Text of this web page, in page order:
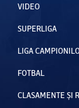
VIDEO
SUPERLIGA
LIGA
FOTBAL
CLASAMENTE ȘI